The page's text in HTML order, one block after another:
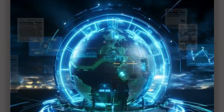
「戰鬥無人機」里程碑 美國空軍YFQ命名現端倪
近７天熱門報導
MLCC訂單過熱、出貨比創高 村田示警全球AI基
建熱潮將趨緩